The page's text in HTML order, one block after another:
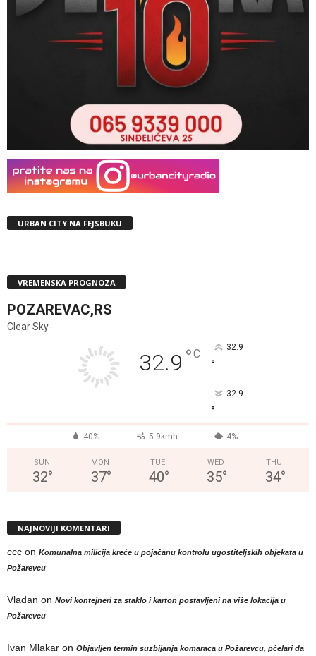
URBAN CITY NA FEJSBUKU
VREMENSKA PROGNOZA
POZAREVAC,RS
Clear Sky
32.9 °C 32.9
°
32.9
°
40% 5.9kmh 4%
SUN
32°
MON
37°
TUE
40°
WED
35°
THU
34°
NAJNOVIJI KOMENTARI
ccc on Komunalna milicija kreće u pojačanu kontrolu ugostiteljskih objekata u
Požarevcu
Vladan on Novi kontejneri za staklo i karton postavljeni na više lokacija u
Požarevcu
Ivan Mlakar on Objavljen termin suzbijanja komaraca u Požarevcu, pčelari da